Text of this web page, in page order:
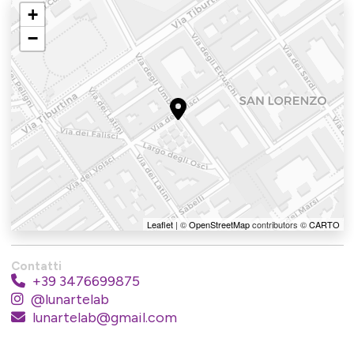
+
−
Leaflet| ©OpenStreetMapcontributors ©CARTO
Contatti
+39 3476699875
@lunartelab
lunartelab@gmail.com